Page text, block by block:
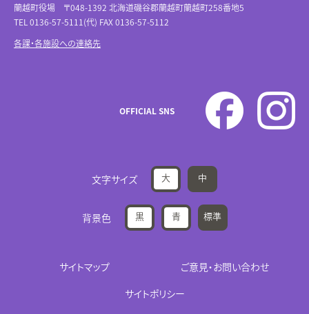
蘭越町役場 〒048-1392 北海道磯谷郡蘭越町蘭越町258番地5
TEL 0136-57-5111(代) FAX 0136-57-5112
各課・各施設への連絡先
OFFICIAL SNS
文字サイズ 大 中
背景色 黒 青 標準
サイトマップ
ご意見・お問い合わせ
サイトポリシー